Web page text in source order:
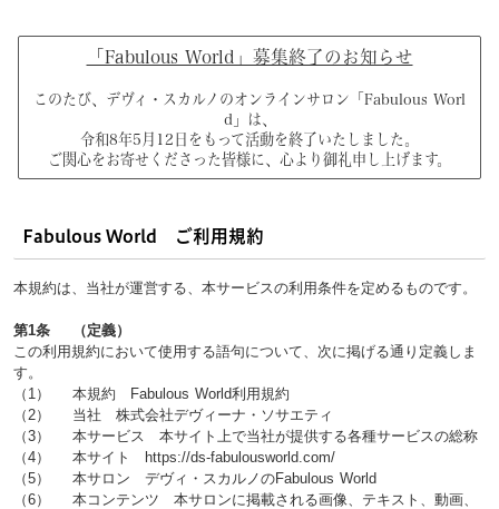
「Fabulous World」募集終了のお知らせ
このたび、デヴィ・スカルノのオンラインサロン「Fabulous Worl
d」は、
令和8年5月12日をもって活動を終了いたしました。
ご関心をお寄せくださった皆様に、心より御礼申し上げます。
Fabulous World ご利用規約
本規約は、当社が運営する、本サービスの利用条件を定めるものです。
第1条 （定義）
この利用規約において使用する語句について、次に掲げる通り定義しま
す。
（1） 本規約 Fabulous World利用規約
（2） 当社 株式会社デヴィーナ・ソサエティ
（3） 本サービス 本サイト上で当社が提供する各種サービスの総称
（4） 本サイト https://ds-fabulousworld.com/
（5） 本サロン デヴィ・スカルノのFabulous World
（6） 本コンテンツ 本サロンに掲載される画像、テキスト、動画、